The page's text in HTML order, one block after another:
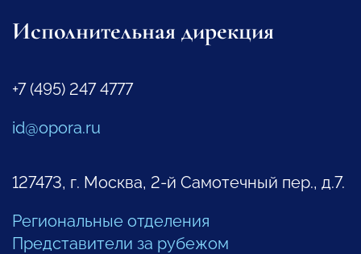
Исполнительная дирекция
+7 (495) 247 4777
id@opora.ru
127473, г. Москва, 2-й Самотечный пер., д.7.
Региональные отделения
Представители за рубежом